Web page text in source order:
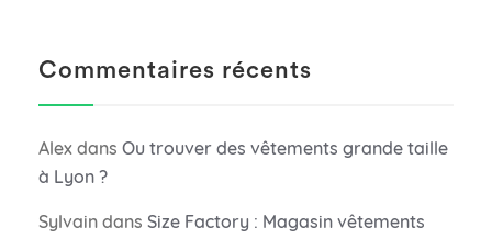
Commentaires récents
Alex dans Ou trouver des vêtements grande taille
à Lyon ?
Sylvain dans Size Factory : Magasin vêtements